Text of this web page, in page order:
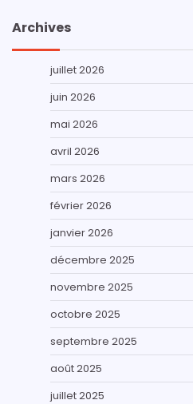
Archives
juillet 2026
juin 2026
mai 2026
avril 2026
mars 2026
février 2026
janvier 2026
décembre 2025
novembre 2025
octobre 2025
septembre 2025
août 2025
juillet 2025